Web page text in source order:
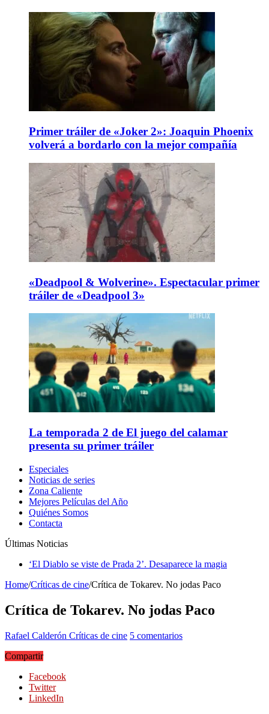
Primer tráiler de «Joker 2»: Joaquin Phoenix
volverá a bordarlo con la mejor compañía
«Deadpool & Wolverine». Espectacular primer
tráiler de «Deadpool 3»
La temporada 2 de El juego del calamar
presenta su primer tráiler
Especiales
Noticias de series
Zona Caliente
Mejores Películas del Año
Quiénes Somos
Contacta
Últimas Noticias
‘El Diablo se viste de Prada 2’. Desaparece la magia
Home/Críticas de cine/Crítica de Tokarev. No jodas Paco
Crítica de Tokarev. No jodas Paco
Rafael Calderón Críticas de cine 5 comentarios
Compartir
Facebook
Twitter
LinkedIn